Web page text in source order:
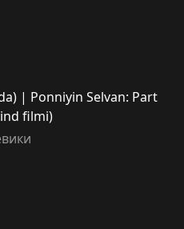
| Ponniyin Selvan: Part
filmi)